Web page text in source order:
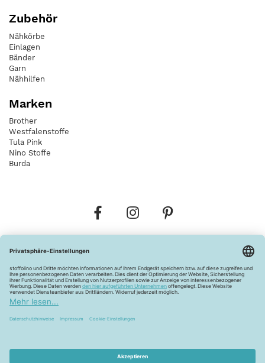
Zubehör
Nähkörbe
Einlagen
Bänder
Garn
Nähhilfen
Marken
Brother
Westfalenstoffe
Tula Pink
Nino Stoffe
Burda
Widerrufsbelehrung Vertrag widerrufen
Barrierefreiheitserklärung
Pflegehinweise